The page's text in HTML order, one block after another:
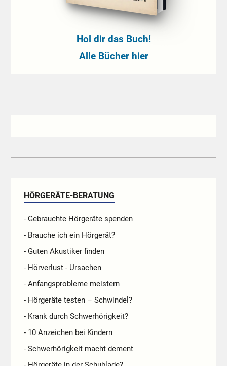
Hol dir das Buch!
Alle Bücher hier
HÖRGERÄTE-BERATUNG
- Gebrauchte Hörgeräte spenden
- Brauche ich ein Hörgerät?
- Guten Akustiker finden
- Hörverlust - Ursachen
- Anfangsprobleme meistern
- Hörgeräte testen – Schwindel?
- Krank durch Schwerhörigkeit?
- 10 Anzeichen bei Kindern
- Schwerhörigkeit macht dement